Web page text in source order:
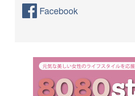
Facebook